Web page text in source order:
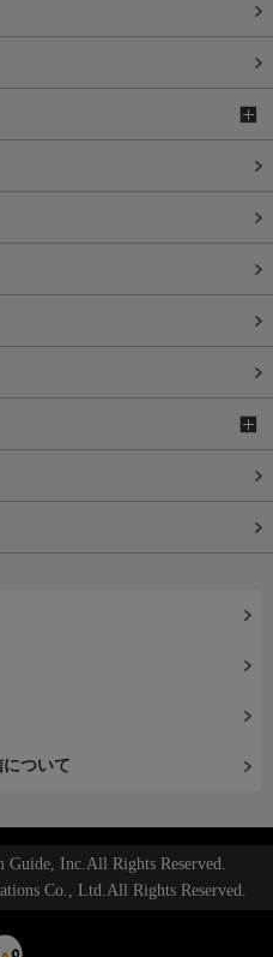
ついて
Inc.All Rights Reserved.
Co., Ltd.All Rights Reserved.